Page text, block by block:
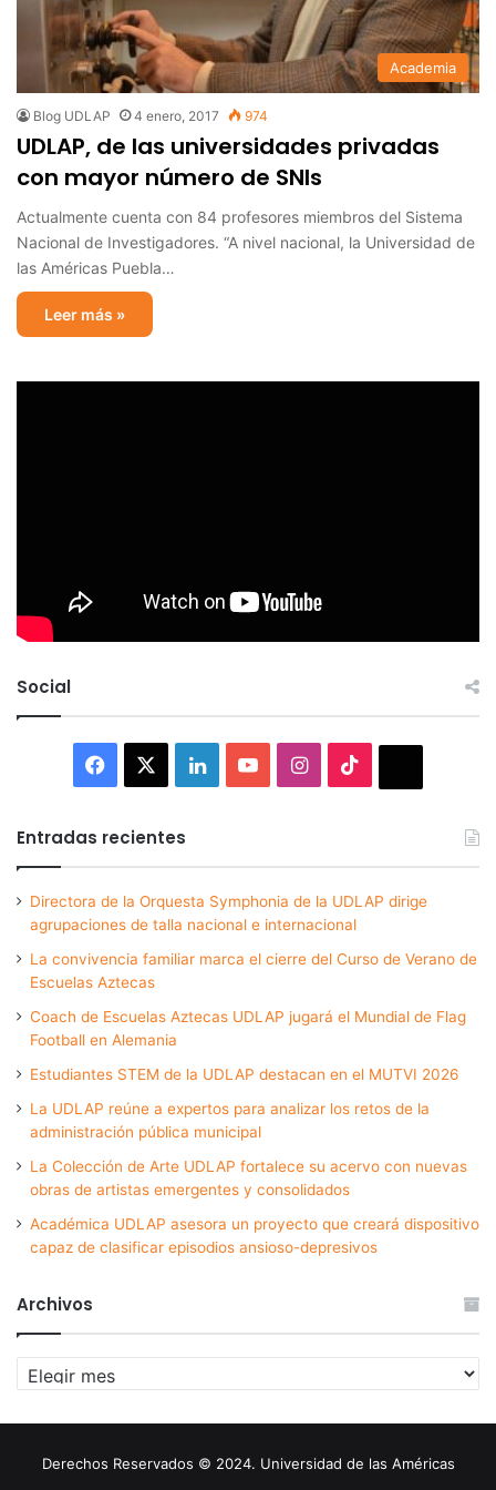
Academia
Blog UDLAP 4 enero, 2017 974
UDLAP, de las universidades privadas
con mayor número de SNIs
Actualmente cuenta con 84 profesores miembros del Sistema
Nacional de Investigadores. “A nivel nacional, la Universidad de
las Américas Puebla…
Leer más »
Social
Facebook LinkedInYouTubeInstagram
Entradas recientes
Directora de la Orquesta Symphonia de la UDLAP dirige
agrupaciones de talla nacional e internacional
La convivencia familiar marca el cierre del Curso de Verano de
Escuelas Aztecas
Coach de Escuelas Aztecas UDLAP jugará el Mundial de Flag
Football en Alemania
Estudiantes STEM de la UDLAP destacan en el MUTVI 2026
La UDLAP reúne a expertos para analizar los retos de la
administración pública municipal
La Colección de Arte UDLAP fortalece su acervo con nuevas
obras de artistas emergentes y consolidados
Académica UDLAP asesora un proyecto que creará dispositivo
capaz de clasificar episodios ansioso-depresivos
Archivos
Archivos
Derechos Reservados © 2024. Universidad de las Américas